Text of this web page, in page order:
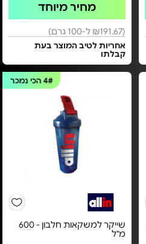
מחיר מיוחד
(₪191.67 ל-100 גרם)
אחריות לטיב המוצר בעת
קבלתו
4#הכי נמכר
שייקר למשקאות חלבון - 600
מ"ל